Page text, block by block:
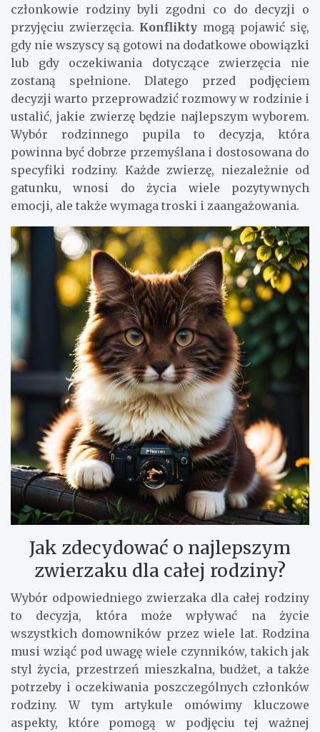
członkowie rodziny byli zgodni co do decyzji o
przyjęciu zwierzęcia. Konflikty mogą pojawić się,
gdy nie wszyscy są gotowi na dodatkowe obowiązki
lub gdy oczekiwania dotyczące zwierzęcia nie
zostaną spełnione. Dlatego przed podjęciem
decyzji warto przeprowadzić rozmowy w rodzinie i
ustalić, jakie zwierzę będzie najlepszym wyborem.
Wybór rodzinnego pupila to decyzja, która
powinna być dobrze przemyślana i dostosowana do
specyfiki rodziny. Każde zwierzę, niezależnie od
gatunku, wnosi do życia wiele pozytywnych
emocji, ale także wymaga troski i zaangażowania.
Jak zdecydować o najlepszym
zwierzaku dla całej rodziny?
Wybór odpowiedniego zwierzaka dla całej rodziny
to decyzja, która może wpływać na życie
wszystkich domowników przez wiele lat. Rodzina
musi wziąć pod uwagę wiele czynników, takich jak
styl życia, przestrzeń mieszkalna, budżet, a także
potrzeby i oczekiwania poszczególnych członków
rodziny. W tym artykule omówimy kluczowe
aspekty, które pomogą w podjęciu tej ważnej